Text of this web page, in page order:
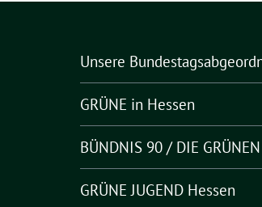
Unsere
GRÜNE in Hessen
BÜNDNIS 90 / DIE
GRÜNE JUGEND Hessen